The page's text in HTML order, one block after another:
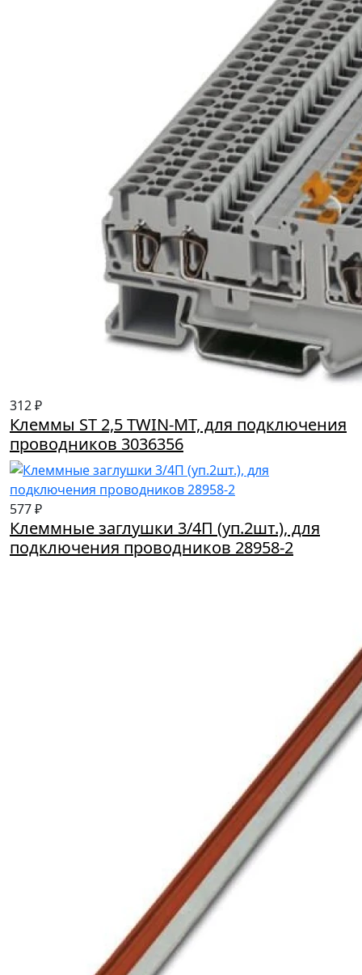
312 ₽
Клеммы ST 2,5 TWIN-MT, для подключения
проводников 3036356
577 ₽
Клеммные заглушки 3/4П (уп.2шт.), для
подключения проводников 28958-2